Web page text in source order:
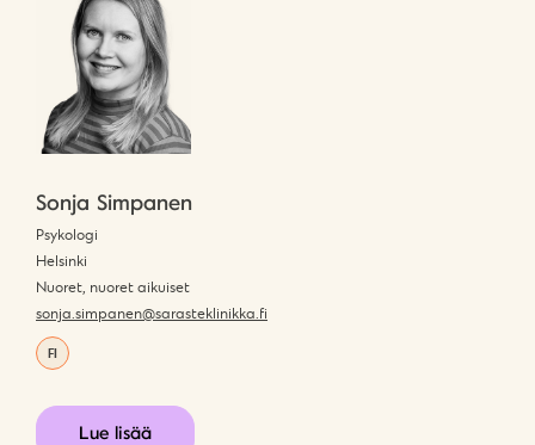
Sonja Simpanen
Psykologi
Helsinki
Nuoret, nuoret aikuiset
sonja.simpanen@sarasteklinikka.fi
FI
Lue lisää